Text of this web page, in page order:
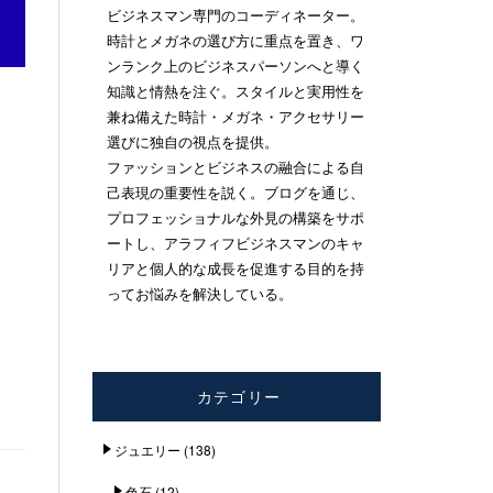
ビジネスマン専門のコーディネーター。
時計とメガネの選び方に重点を置き、ワ
ンランク上のビジネスパーソンへと導く
知識と情熱を注ぐ。スタイルと実用性を
兼ね備えた時計・メガネ・アクセサリー
選びに独自の視点を提供。
ファッションとビジネスの融合による自
己表現の重要性を説く。ブログを通じ、
プロフェッショナルな外見の構築をサポ
ートし、アラフィフビジネスマンのキャ
リアと個人的な成長を促進する目的を持
ってお悩みを解決している。
カテゴリー
ジュエリー (138)